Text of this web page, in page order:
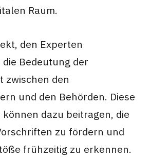
Raum.
den Experten
Bedeutung der
zwischen den
und den Behörden. Diese
dazu beitragen, die
zu fördern und
frühzeitig zu erkennen.